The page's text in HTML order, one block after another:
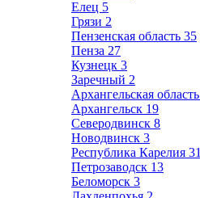
Елец 5
Грязи 2
Пензенская область 35
Пенза 27
Кузнецк 3
Заречный 2
Архангельская область
Архангельск 19
Северодвинск 8
Новодвинск 3
Республика Карелия 31
Петрозаводск 13
Беломорск 3